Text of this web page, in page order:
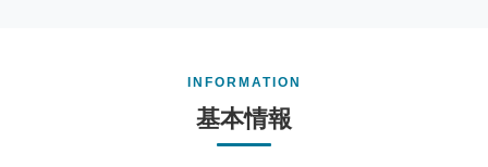
INFORMATION
基本情報